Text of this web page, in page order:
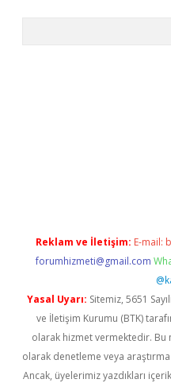
Reklam ve İletişim: E-mail:
forumhizmeti@gmail.com
Yasal Uyarı: Sitemiz, 5651
ve İletişim Kurumu (BTK)
olarak hizmet vermektedir.
olarak denetleme veya
Ancak, üyelerimiz yazdıkları